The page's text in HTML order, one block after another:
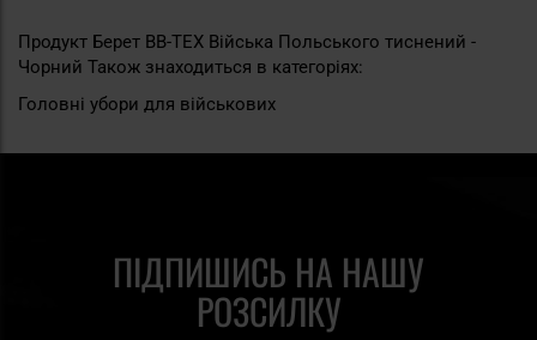
Продукт Берет BB-TEX Війська Польського тиснений -
Чорний Також знаходиться в категоріях:
Головні убори для військових
ПІДПИШИСЬ НА НАШУ
РОЗСИЛКУ